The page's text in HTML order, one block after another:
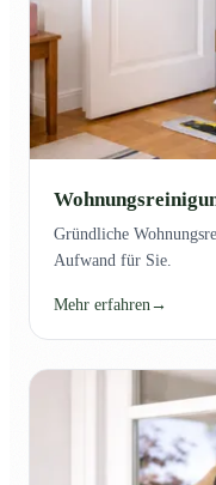
Gründliche
Aufwand für Sie.
Mehr erfahren →